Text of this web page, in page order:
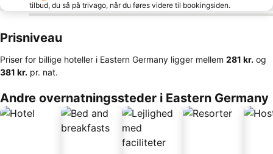
tilbud, du så på trivago, når du føres videre til bookingsiden.
Prisniveau
Priser for billige hoteller i Eastern Germany ligger mellem ‎281 kr. og
‎381 kr. pr. nat.
Andre overnatningssteder i Eastern Germany